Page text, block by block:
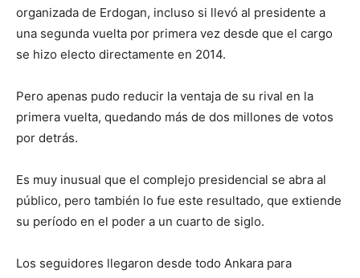
organizada de Erdogan, incluso si llevó al presidente a
una segunda vuelta por primera vez desde que el cargo
se hizo electo directamente en 2014.
Pero apenas pudo reducir la ventaja de su rival en la
primera vuelta, quedando más de dos millones de votos
por detrás.
Es muy inusual que el complejo presidencial se abra al
público, pero también lo fue este resultado, que extiende
su período en el poder a un cuarto de siglo.
Los seguidores llegaron desde todo Ankara para